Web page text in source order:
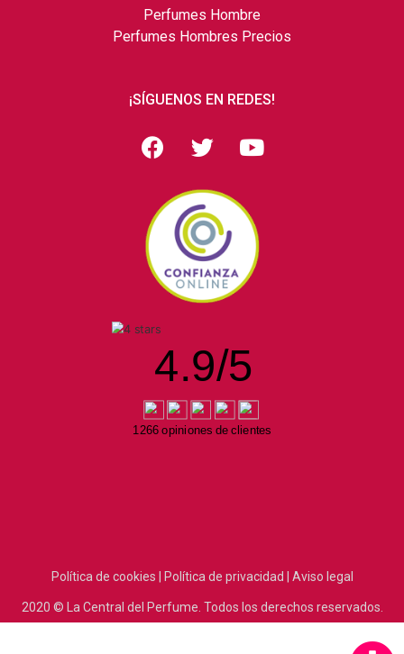
Perfumes Hombre
Perfumes Hombres Precios
¡SÍGUENOS EN REDES!
4.9/5
1266 opiniones de clientes
Política de cookies | Política de privacidad | Aviso legal
2020 © La Central del Perfume. Todos los derechos reservados.